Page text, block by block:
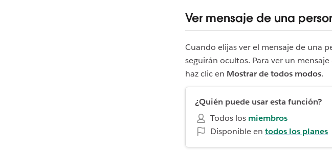
Ver mensaje de una
Cuando elijas ver el mensaje de una
seguirán ocultos. Para ver un
haz clic en Mostrar de todos modos.
¿Quién puede usar esta función?
Todos los miembros
Disponible en todos los planes